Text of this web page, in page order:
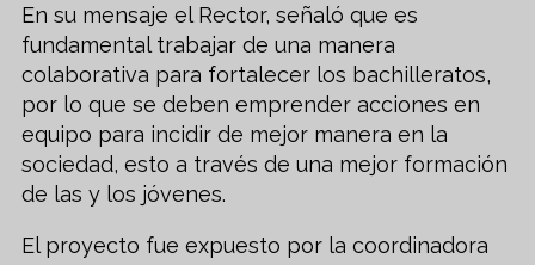
En su mensaje el Rector, señaló que es
fundamental trabajar de una manera
colaborativa para fortalecer los bachilleratos,
por lo que se deben emprender acciones en
equipo para incidir de mejor manera en la
sociedad, esto a través de una mejor formación
de las y los jóvenes.
El proyecto fue expuesto por la coordinadora